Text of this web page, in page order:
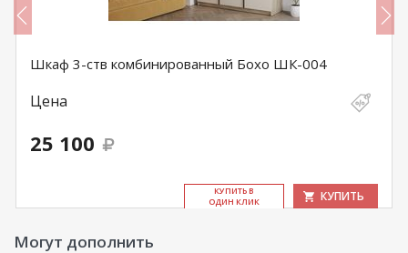
Шкаф 3-ств комбинированный Бохо ШК-004
Цена
25 100
КУ­ПИТЬ В
ОДИН КЛИК
КУПИТЬ
Могут дополнить